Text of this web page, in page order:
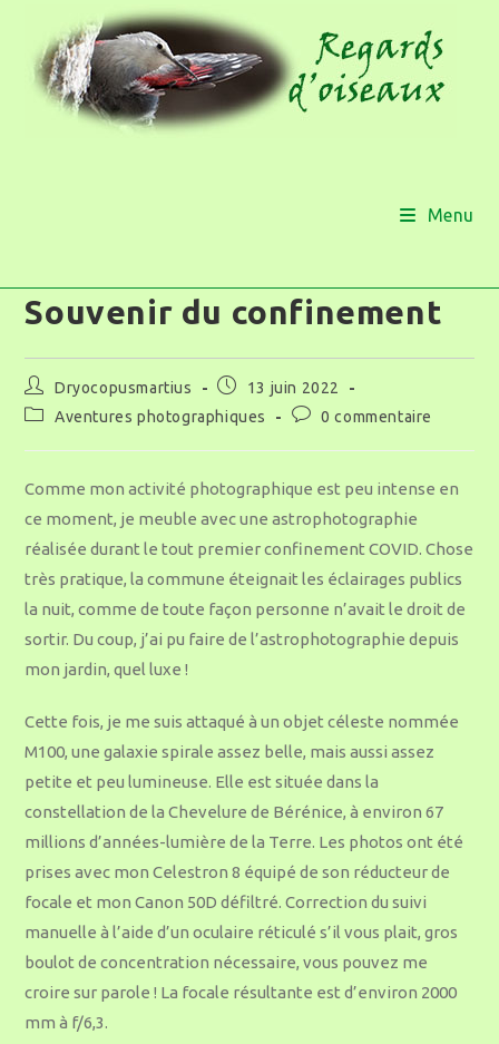
Menu
Souvenir du confinement
Dryocopusmartius
13 juin 2022
Aventures photographiques
0 commentaire
Comme mon activité photographique est peu intense en
ce moment, je meuble avec une astrophotographie
réalisée durant le tout premier confinement COVID. Chose
très pratique, la commune éteignait les éclairages publics
la nuit, comme de toute façon personne n’avait le droit de
sortir. Du coup, j’ai pu faire de l’astrophotographie depuis
mon jardin, quel luxe !
Cette fois, je me suis attaqué à un objet céleste nommée
M100, une galaxie spirale assez belle, mais aussi assez
petite et peu lumineuse. Elle est située dans la
constellation de la Chevelure de Bérénice, à environ 67
millions d’années-lumière de la Terre. Les photos ont été
prises avec mon Celestron 8 équipé de son réducteur de
focale et mon Canon 50D défiltré. Correction du suivi
manuelle à l’aide d’un oculaire réticulé s’il vous plait, gros
boulot de concentration nécessaire, vous pouvez me
croire sur parole ! La focale résultante est d’environ 2000
mm à f/6,3.